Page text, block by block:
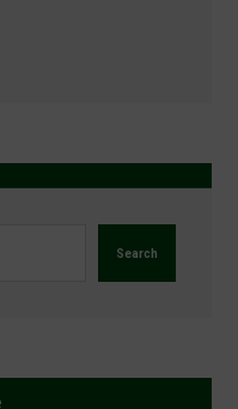
Search